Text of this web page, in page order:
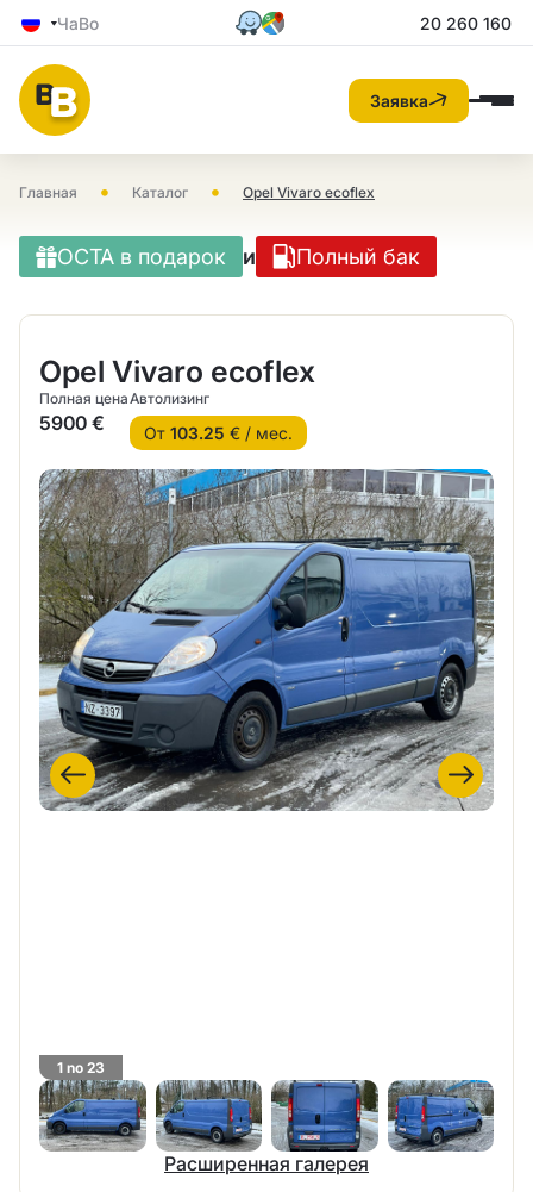
ЧаВо 20 260 160
Заявка
Главная • Каталог • Opel Vivaro ecoflex
OCTA в подарок и Полный бак
Opel Vivaro ecoflex
Полная цена
5900 €
Автолизинг
От 103.25 € / мес.
1 no 23
Расширенная галерея